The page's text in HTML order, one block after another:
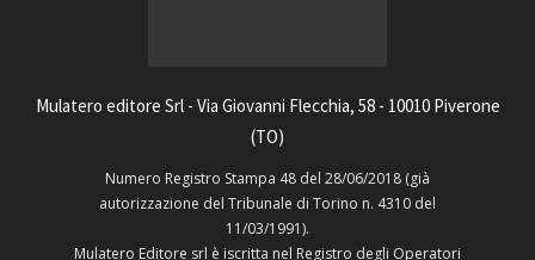
Mulatero editore Srl - Via Giovanni Flecchia, 58 - 10010 Piverone
(TO)
Numero Registro Stampa 48 del 28/06/2018 (già
autorizzazione del Tribunale di Torino n. 4310 del
11/03/1991).
Mulatero Editore srl è iscritta nel Registro degli Operatori